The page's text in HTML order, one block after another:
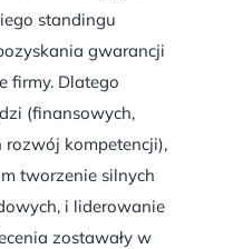
standingu
gwarancji
firmy. Dlatego
(finansowych,
rozwój kompetencji),
tworzenie silnych
i liderowanie
zostawały w